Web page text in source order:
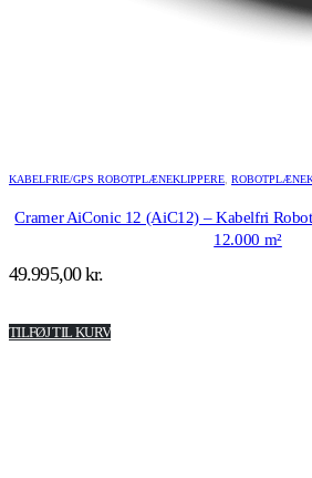
KABELFRIE/GPS ROBOTPLÆNEKLIPPERE
Cramer AiConic 12 (AiC12) – Kabelfri
12.000 m²
49.995,00kr.
TILFØJ TIL KURV